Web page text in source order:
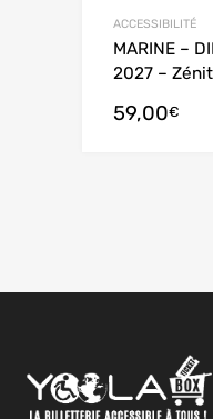
ACCESSIBILITÉ
MARINE –
2027 –
59,00€